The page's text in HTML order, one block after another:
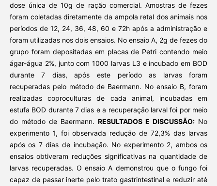
dose única de 10g de ração comercial. Amostras de fezes
foram coletadas diretamente da ampola retal dos animais nos
períodos de 12, 24, 36, 48, 60 e 72h após a administração e
foram utilizadas nos dois ensaios. No ensaio A, 2g de fezes do
grupo foram depositadas em placas de Petri contendo meio
ágar-água 2%, junto com 1000 larvas L3 e incubado em BOD
durante 7 dias, após este período as larvas foram
recuperadas pelo método de Baermann. No ensaio B, foram
realizadas coproculturas de cada animal, incubadas em
estufa BOD durante 7 dias e a recuperação larval foi por meio
do método de Baermann.RESULTADOS E DISCUSSÃO: No
experimento 1, foi observada redução de 72,3% das larvas
após os 7 dias de incubação. No experimento 2, ambos os
ensaios obtiveram reduções significativas na quantidade de
larvas recuperadas. O ensaio A demonstrou que o fungo foi
capaz de passar inerte pelo trato gastrintestinal e reduzir até